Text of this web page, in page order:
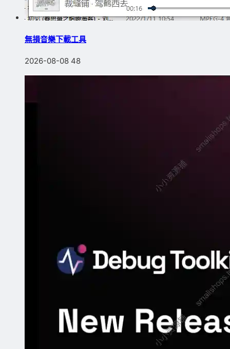
無損音樂下載工具
2026-08-08 48